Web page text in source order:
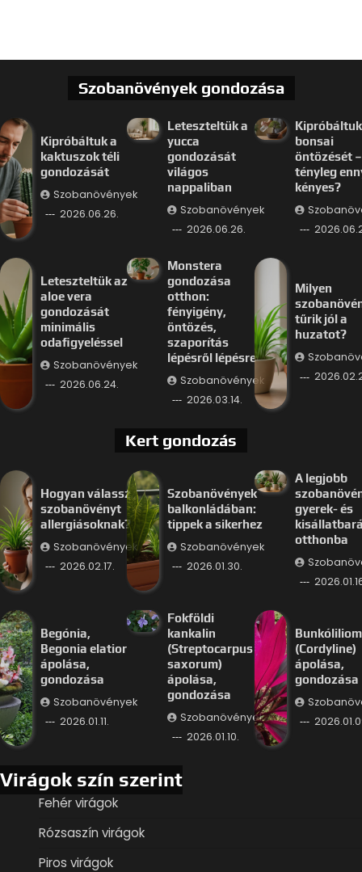
Szobanövények gondozása
Kipróbáltuk a
kaktuszok téli
gondozását
Szobanövények
2026.06.26.
Leteszteltük a
yucca
gondozását
világos
nappaliban
Szobanövények
2026.06.26.
bonsai
öntözését –
tényleg
kényes?
Leteszteltük az
aloe vera
gondozását
minimális
odafigyeléssel
Szobanövények
2026.06.24.
Monstera
gondozása
otthon:
fényigény,
öntözés,
szaporítás
lépésről lépésre
Szobanövények
2026.03.14.
Milyen
tűrik jól a
huzatot?
Kert gondozás
Hogyan válassz
szobanövényt
allergiásoknak?
Szobanövények
2026.02.17.
Szobanövények
balkonládában:
tippek a sikerhez
Szobanövények
2026.01.30.
A legjobb
gyerek- és
otthonba
Begónia,
Begonia elatior
ápolása,
gondozása
Szobanövények
2026.01.11.
Fokföldi
kankalin
(Streptocarpus
saxorum)
ápolása,
gondozása
Szobanövények
2026.01.10.
Bunkóliliom
(Cordyline)
ápolása,
gondozása
Virágok szín szerint
Fehér virágok
Rózsaszín virágok
Piros virágok